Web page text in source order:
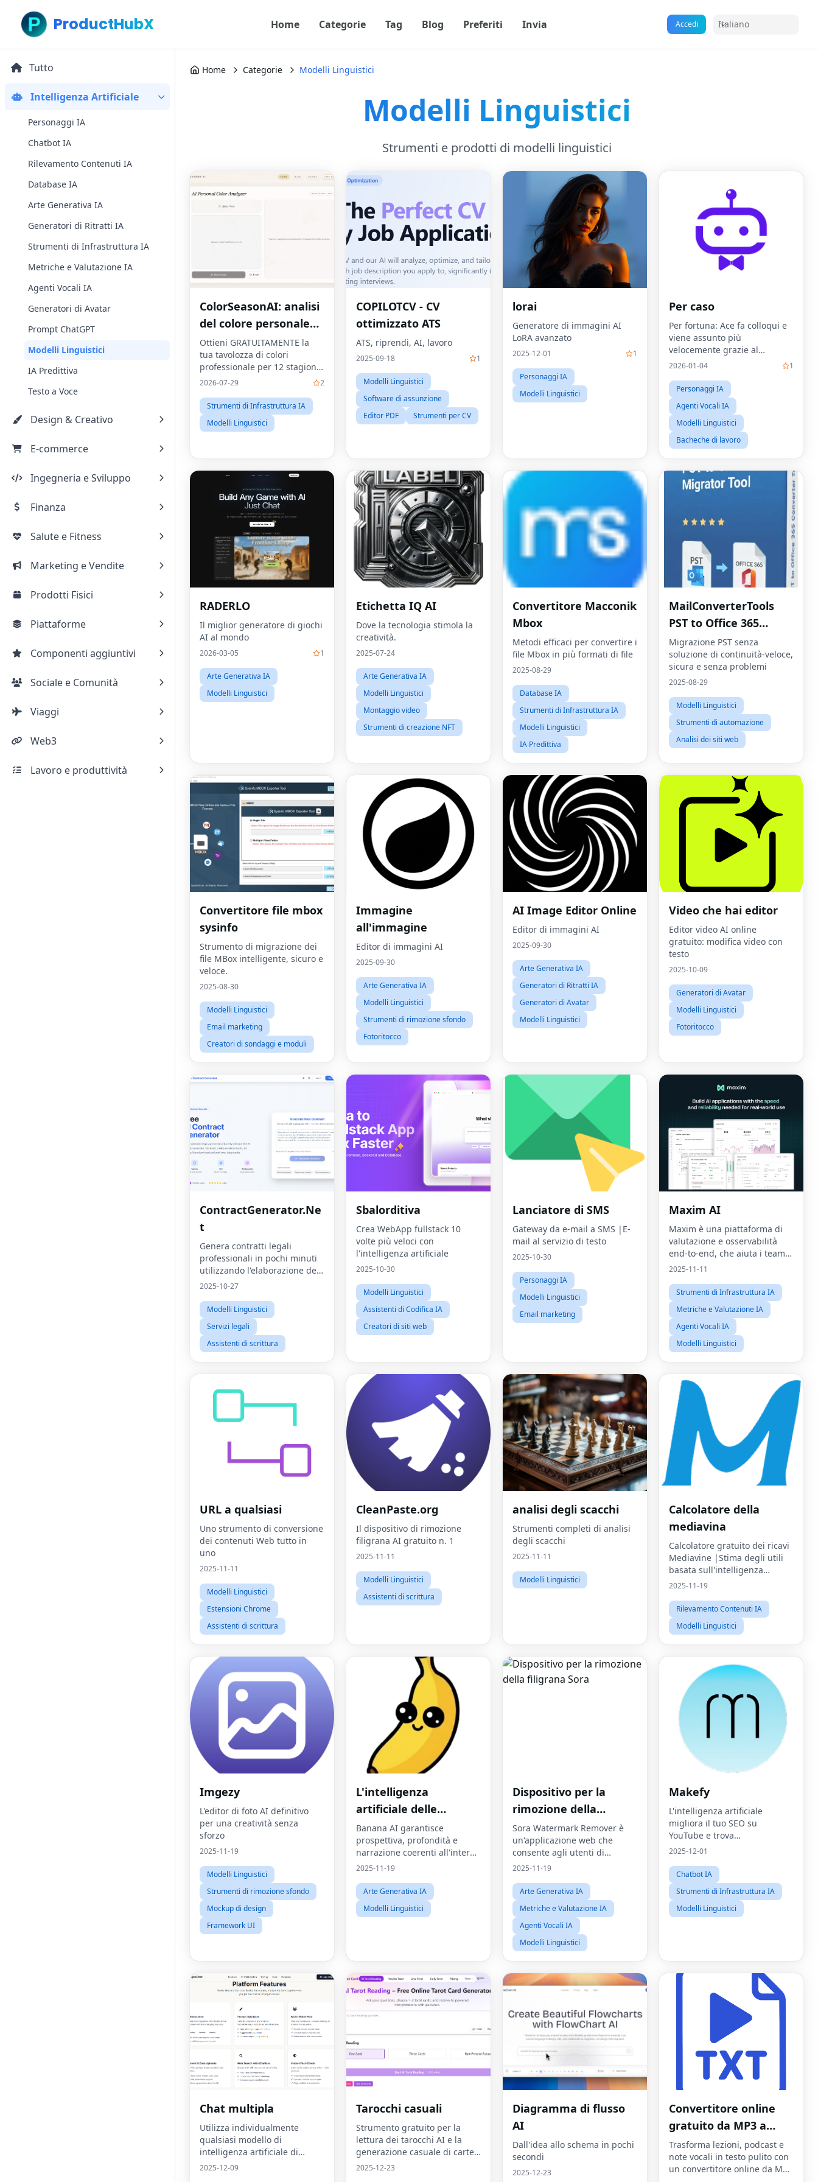
ProductHubX Home Categorie Tag Blog Preferiti Invia Accedi Italiano
Tutto
Intelligenza Artificiale
Personaggi IA
Chatbot IA
Rilevamento Contenuti IA
Database IA
Arte Generativa IA
Generatori di Ritratti IA
Strumenti di Infrastruttura IA
Metriche e Valutazione IA
Agenti Vocali IA
Generatori di Avatar
Prompt ChatGPT
Modelli Linguistici
IA Predittiva
Testo a Voce
Design & Creativo
E-commerce
Ingegneria e Sviluppo
Finanza
Salute e Fitness
Marketing e Vendite
Prodotti Fisici
Piattaforme
Componenti aggiuntivi
Sociale e Comunità
Viaggi
Web3
Lavoro e produttività
Home Categorie Modelli Linguistici
Modelli Linguistici
Strumenti e prodotti di modelli linguistici
ColorSeasonAI: analisi
del colore personale
con intelligenza
artificiale gratuita
Ottieni GRATUITAMENTE la
tua tavolozza di colori
professionale per 12 stagioni
in pochi secondi.Nessuna
2026-07-29 2
Strumenti di Infrastruttura IA
Modelli Linguistici
COPILOTCV - CV
ottimizzato ATS
ATS, riprendi, AI, lavoro
2025-09-18 1
Modelli Linguistici
Software di assunzione
Editor PDF
Strumenti per CV
lorai
Generatore di immagini AI
LoRA avanzato
2025-12-01 1
Personaggi IA
Modelli Linguistici
Per caso
Per fortuna: Ace fa colloqui e
viene assunto più
velocemente grazie al
feedback dell'intelligenza
2026-01-04 1
Personaggi IA
Agenti Vocali IA
Modelli Linguistici
Bacheche di lavoro
RADERLO
Il miglior generatore di giochi
AI al mondo
2026-03-05 1
Arte Generativa IA
Modelli Linguistici
Etichetta IQ AI
Dove la tecnologia stimola la
creatività.
2025-07-24
Arte Generativa IA
Modelli Linguistici
Montaggio video
Strumenti di creazione NFT
Convertitore Macconik
Mbox
Metodi efficaci per convertire i
file Mbox in più formati di file
2025-08-29
Database IA
Strumenti di Infrastruttura IA
Modelli Linguistici
IA Predittiva
MailConverterTools
PST to Office 365
Migration Strumento
Migrazione PST senza
soluzione di continuità-veloce,
sicura e senza problemi
2025-08-29
Modelli Linguistici
Strumenti di automazione
Analisi dei siti web
Convertitore file mbox
sysinfo
Strumento di migrazione dei
file MBox intelligente, sicuro e
veloce.
2025-08-30
Modelli Linguistici
Email marketing
Creatori di sondaggi e moduli
Immagine
all'immagine
Editor di immagini AI
2025-09-30
Arte Generativa IA
Modelli Linguistici
Strumenti di rimozione sfondo
Fotoritocco
AI Image Editor Online
Editor di immagini AI
2025-09-30
Arte Generativa IA
Generatori di Ritratti IA
Generatori di Avatar
Modelli Linguistici
Video che hai editor
Editor video AI online
gratuito: modifica video con
testo
2025-10-09
Generatori di Avatar
Modelli Linguistici
Fotoritocco
ContractGenerator.Ne
t
Genera contratti legali
professionali in pochi minuti
utilizzando l'elaborazione del
linguaggio naturale basata
2025-10-27
Modelli Linguistici
Servizi legali
Assistenti di scrittura
Sbalorditiva
Crea WebApp fullstack 10
volte più veloci con
l'intelligenza artificiale
2025-10-30
Modelli Linguistici
Assistenti di Codifica IA
Creatori di siti web
Lanciatore di SMS
Gateway da e-mail a SMS |E-
mail al servizio di testo
2025-10-30
Personaggi IA
Modelli Linguistici
Email marketing
Maxim AI
Maxim è una piattaforma di
valutazione e osservabilità
end-to-end, che aiuta i team a
distribuire i propri agenti IA
più veloce!
2025-11-11
Strumenti di Infrastruttura IA
Metriche e Valutazione IA
Agenti Vocali IA
Modelli Linguistici
URL a qualsiasi
Uno strumento di conversione
dei contenuti Web tutto in
uno
2025-11-11
Modelli Linguistici
Estensioni Chrome
Assistenti di scrittura
CleanPaste.org
Il dispositivo di rimozione
filigrana AI gratuito n. 1
2025-11-11
Modelli Linguistici
Assistenti di scrittura
analisi degli scacchi
Strumenti completi di analisi
degli scacchi
2025-11-11
Modelli Linguistici
Calcolatore della
mediavina
Calcolatore gratuito dei ricavi
Mediavine |Stima degli utili
basata sull'intelligenza
artificiale
2025-11-19
Rilevamento Contenuti IA
Modelli Linguistici
Imgezy
L'editor di foto AI definitivo
per una creatività senza
sforzo
2025-11-19
Modelli Linguistici
Strumenti di rimozione sfondo
Mockup di design
Framework UI
L'intelligenza
artificiale delle
banane
Banana AI garantisce
prospettiva, profondità e
narrazione coerenti all'interno
di ogni composizione tramite
su Nano Banana.
2025-11-19
Arte Generativa IA
Modelli Linguistici
Dispositivo per la
rimozione della
filigrana Sora
Sora Watermark Remover è
un'applicazione web che
consente agli utenti di
rimuovere filigrane dai video
la tecnologia AI.
2025-11-19
Arte Generativa IA
Metriche e Valutazione IA
Agenti Vocali IA
Modelli Linguistici
Makefy
L'intelligenza artificiale
migliora il tuo SEO su
YouTube e trova
immediatamente il B-roll
2025-12-01
Chatbot IA
Strumenti di Infrastruttura IA
Modelli Linguistici
Chat multipla
Utilizza individualmente
qualsiasi modello di
intelligenza artificiale di
punta o falli collaborare per
2025-12-09
Tarocchi casuali
Strumento gratuito per la
lettura dei tarocchi AI e la
generazione casuale di carte
dei tarocchi
2025-12-23
Diagramma di flusso
AI
Dall'idea allo schema in pochi
secondi
2025-12-23
Convertitore online
gratuito da MP3 a
testo
Trasforma lezioni, podcast e
note vocali in testo pulito con
un convertitore online da MP3